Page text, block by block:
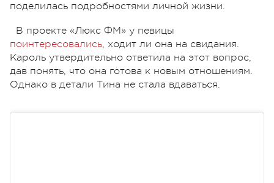
поделилась подробностями личной жизни.
В проекте «Люкс ФМ» у певицы
поинтересовались, ходит ли она на свидания.
Кароль утвердительно ответила на этот вопрос,
дав понять, что она готова к новым отношениям.
Однако в детали Тина не стала вдаваться.